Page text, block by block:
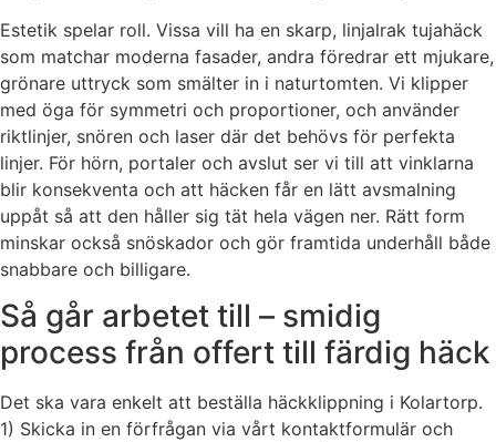
Estetik spelar roll. Vissa vill ha en skarp, linjalrak tujahäck
som matchar moderna fasader, andra föredrar ett mjukare,
grönare uttryck som smälter in i naturtomten. Vi klipper
med öga för symmetri och proportioner, och använder
riktlinjer, snören och laser där det behövs för perfekta
linjer. För hörn, portaler och avslut ser vi till att vinklarna
blir konsekventa och att häcken får en lätt avsmalning
uppåt så att den håller sig tät hela vägen ner. Rätt form
minskar också snöskador och gör framtida underhåll både
snabbare och billigare.
Så går arbetet till – smidig
process från offert till färdig häck
Det ska vara enkelt att beställa häckklippning i Kolartorp.
1) Skicka in en förfrågan via vårt kontaktformulär och